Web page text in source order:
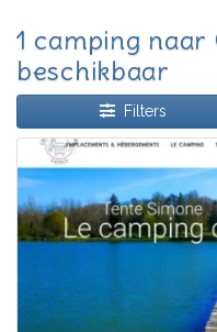
1 camping naar
beschikbaar
Filters